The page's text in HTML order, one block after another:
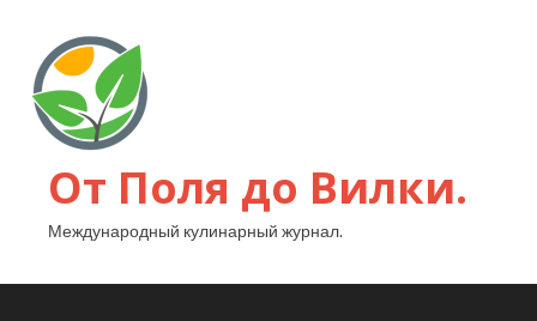
От Поля до Вилки.
Международный кулинарный журнал.